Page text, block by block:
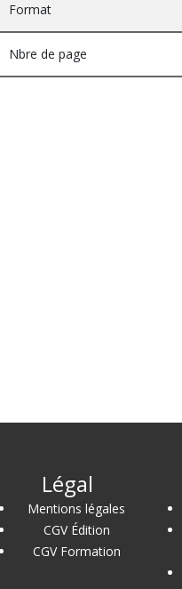
Format
Nbre de page
Légal
Mentions légales
CGV Édition
CGV Formation